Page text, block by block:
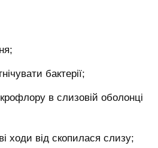
бактерії;
в слизовій оболонці
ходи від скопилася слизу;